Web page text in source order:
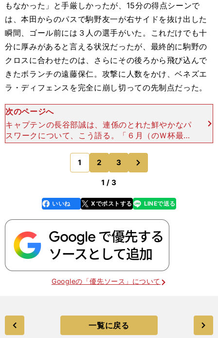
もなかった」と手厳しかったが、15分の得点シーンで
は、本田からのパスで駒野友一が右サイドを抜け出した
瞬間、ゴール前には３人の選手がいた。これだけでも十
分に厚みがあると言える状況だったが、最終的に駒野の
クロスに合わせたのは、さらにその後ろから飛び込んで
きたボランチの遠藤保仁。攻撃に人数をかけ、ベネズエ
ラ・ディフェンスを完全に崩し切っての先制点だった。
次のページへ
キャプテンの長谷部誠は、連係のとれた鮮やかなパ
スワークについて、こう語る。「６月（のＷ杯最終
予選３連戦のとき）に長い時間、一緒にプレイでき
たことで、そのフィーリングが残っている。それが
大きかった」
1 2 3
のページへ
1 / 3
faceboo
k
いいね Xでポストする
line LINEで送る
Googleの「優先ソース」について
一覧に戻る